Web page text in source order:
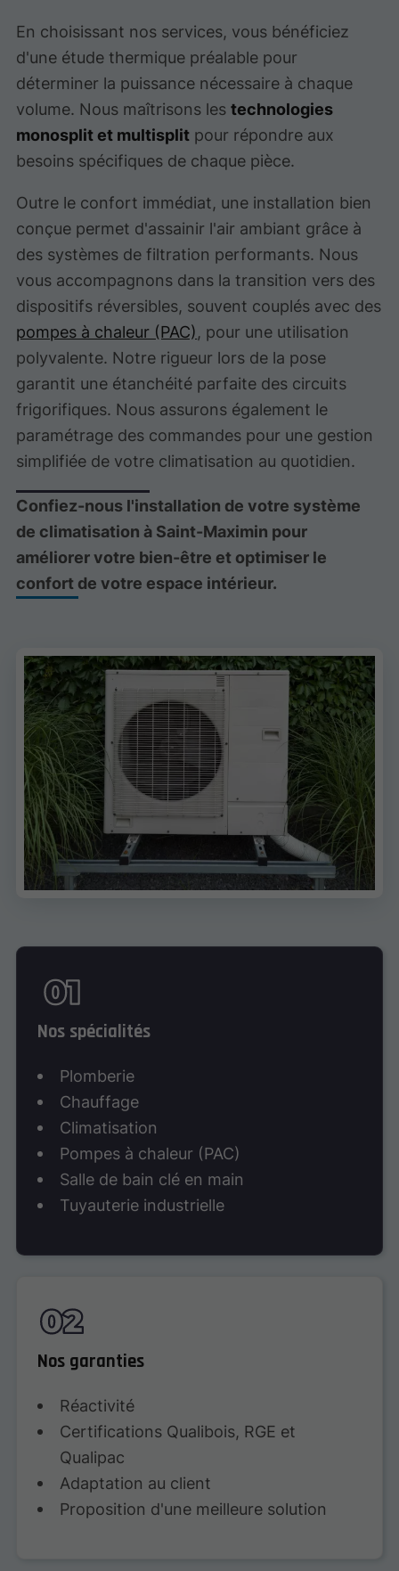
En choisissant nos services, vous bénéficiez
d'une étude thermique préalable pour
déterminer la puissance nécessaire à chaque
volume. Nous maîtrisons lestechnologies
monosplit et multisplit pour répondre aux
besoins spécifiques de chaque pièce.
Outre le confort immédiat, une installation bien
conçue permet d'assainir l'air ambiant grâce à
des systèmes de filtration performants. Nous
vous accompagnons dans la transition vers des
dispositifs réversibles, souvent couplés avec des
pompes à chaleur (PAC), pour une utilisation
polyvalente. Notre rigueur lors de la pose
garantit une étanchéité parfaite des circuits
frigorifiques. Nous assurons également le
paramétrage des commandes pour une gestion
simplifiée de votre climatisation au quotidien.
Confiez-nous l'installation de votre système
de climatisation à Saint-Maximin pour
améliorer votre bien-être et optimiser le
confort de votre espace intérieur.
Nos spécialités
Plomberie
Chauffage
Climatisation
Pompes à chaleur (PAC)
Salle de bain clé en main
Tuyauterie industrielle
Nos garanties
Réactivité
Certifications Qualibois, RGE et
Qualipac
Adaptation au client
Proposition d'une meilleure solution